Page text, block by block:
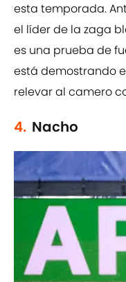
esta temporada.
el líder de la zaga
es una prueba de
está demostrando
relevar al camero
4. Nacho